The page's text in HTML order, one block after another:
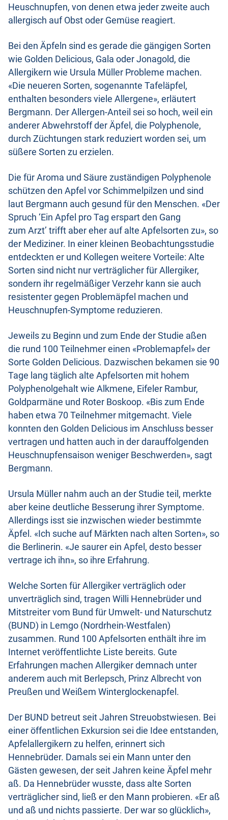
Heuschnupfen, von denen etwa jeder zweite auch
allergisch auf Obst oder Gemüse reagiert.
Bei den Äpfeln sind es gerade die gängigen Sorten
wie Golden Delicious, Gala oder Jonagold, die
Allergikern wie Ursula Müller Probleme machen.
«Die neueren Sorten, sogenannte Tafeläpfel,
enthalten besonders viele Allergene», erläutert
Bergmann. Der Allergen-Anteil sei so hoch, weil ein
anderer Abwehrstoff der Äpfel, die Polyphenole,
durch Züchtungen stark reduziert worden sei, um
süßere Sorten zu erzielen.
Die für Aroma und Säure zuständigen Polyphenole
schützen den Apfel vor Schimmelpilzen und sind
laut Bergmann auch gesund für den Menschen. «Der
Spruch ‘Ein Apfel pro Tag erspart den Gang
zum Arzt’ trifft aber eher auf alte Apfelsorten zu», so
der Mediziner. In einer kleinen Beobachtungsstudie
entdeckten er und Kollegen weitere Vorteile: Alte
Sorten sind nicht nur verträglicher für Allergiker,
sondern ihr regelmäßiger Verzehr kann sie auch
resistenter gegen Problemäpfel machen und
Heuschnupfen-Symptome reduzieren.
Jeweils zu Beginn und zum Ende der Studie aßen
die rund 100 Teilnehmer einen «Problemapfel» der
Sorte Golden Delicious. Dazwischen bekamen sie 90
Tage lang täglich alte Apfelsorten mit hohem
Polyphenolgehalt wie Alkmene, Eifeler Rambur,
Goldparmäne und Roter Boskoop. «Bis zum Ende
haben etwa 70 Teilnehmer mitgemacht. Viele
konnten den Golden Delicious im Anschluss besser
vertragen und hatten auch in der darauffolgenden
Heuschnupfensaison weniger Beschwerden», sagt
Bergmann.
Ursula Müller nahm auch an der Studie teil, merkte
aber keine deutliche Besserung ihrer Symptome.
Allerdings isst sie inzwischen wieder bestimmte
Äpfel. «Ich suche auf Märkten nach alten Sorten», so
die Berlinerin. «Je saurer ein Apfel, desto besser
vertrage ich ihn», so ihre Erfahrung.
Welche Sorten für Allergiker verträglich oder
unverträglich sind, tragen Willi Hennebrüder und
Mitstreiter vom Bund für Umwelt- und Naturschutz
(BUND) in Lemgo (Nordrhein-Westfalen)
zusammen. Rund 100 Apfelsorten enthält ihre im
Internet veröffentlichte Liste bereits. Gute
Erfahrungen machen Allergiker demnach unter
anderem auch mit Berlepsch, Prinz Albrecht von
Preußen und Weißem Winterglockenapfel.
Der BUND betreut seit Jahren Streuobstwiesen. Bei
einer öffentlichen Exkursion sei die Idee entstanden,
Apfelallergikern zu helfen, erinnert sich
Hennebrüder. Damals sei ein Mann unter den
Gästen gewesen, der seit Jahren keine Äpfel mehr
aß. Da Hennebrüder wusste, dass alte Sorten
verträglicher sind, ließ er den Mann probieren. «Er aß
und aß und nichts passierte. Der war so glücklich»,